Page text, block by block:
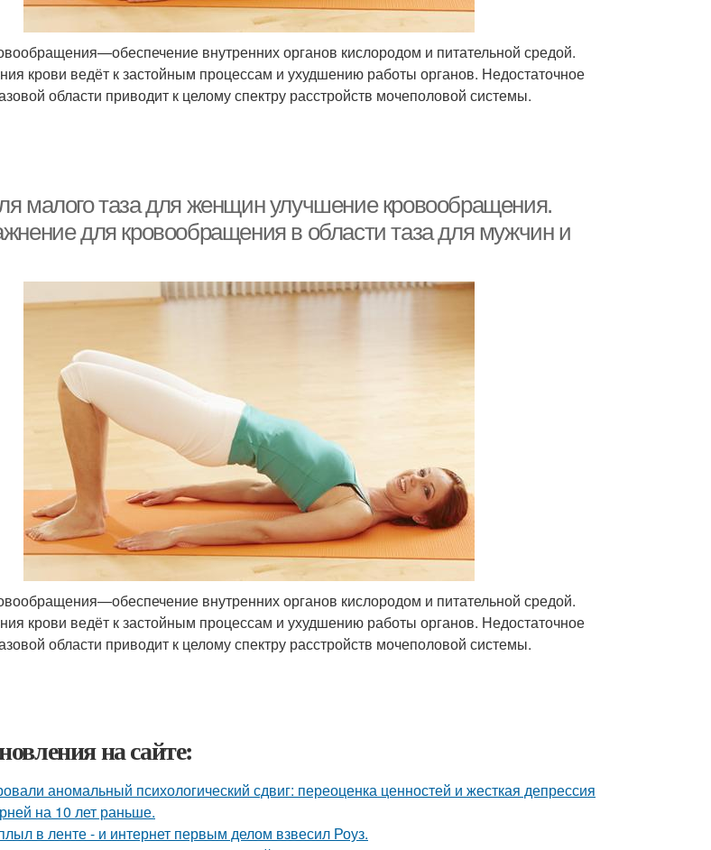
внутренних органов кислородом и питательной средой.
крови ведёт к застойным процессам и ухудшению работы органов. Недостаточное
области приводит к целому спектру расстройств мочеполовой системы.
малого таза для женщин улучшение кровообращения.
для кровообращения в области таза для мужчин и
внутренних органов кислородом и питательной средой.
крови ведёт к застойным процессам и ухудшению работы органов. Недостаточное
области приводит к целому спектру расстройств мочеполовой системы.
на сайте:
аномальный психологический сдвиг: переоценка ценностей и жесткая депрессия
на 10 лет раньше.
в ленте - и интернет первым делом взвесил Роуз.